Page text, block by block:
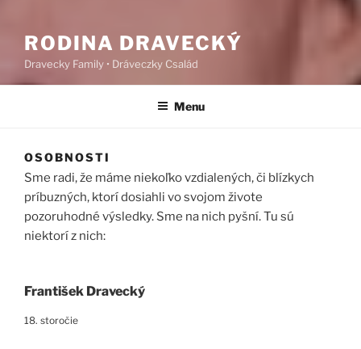
RODINA DRAVECKÝ
Dravecky Family • Dráveczky Család
Menu
OSOBNOSTI
Sme radi, že máme niekoľko vzdialených, či blízkych
príbuzných, ktorí dosiahli vo svojom živote
pozoruhodné výsledky. Sme na nich pyšní. Tu sú
niektorí z nich:
František Dravecký
18. storočie